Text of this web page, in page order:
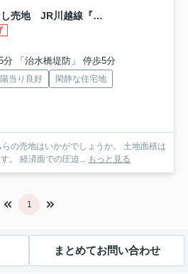
川越市萱沼 建築条件なし売地 JR川越線『大宮駅』バス15分 【南古谷小学区】
分 「治水橋堤防」 停歩5分
陽当り良好
閑静な住宅地
の売地はいかがでしょうか。 土地面積は
。 経済面での圧迫...
もっと見る
1
まとめてお問い合わせ